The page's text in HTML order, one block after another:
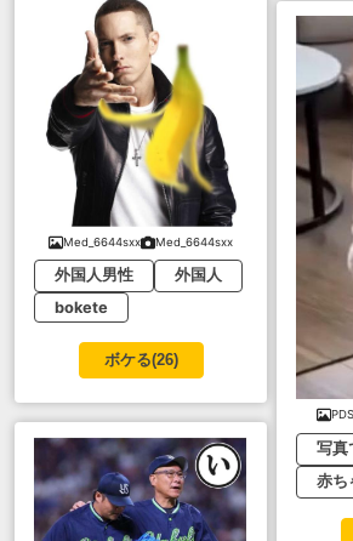
Med_6644sxx Med_6644sxx
外国人男性
外国人
bokete
ボケる(26)
写真
赤ち